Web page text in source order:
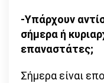
-Υπάρχουν
σήμερα ή
επαναστάτες;
Σήμερα είναι